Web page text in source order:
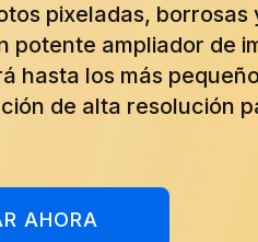
pixeladas, borrosas
potente ampliador de
hasta los más
de alta resolución
AHORA